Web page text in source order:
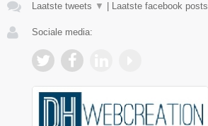
Laatste tweets ▼ Laatste facebook posts
Sociale media: